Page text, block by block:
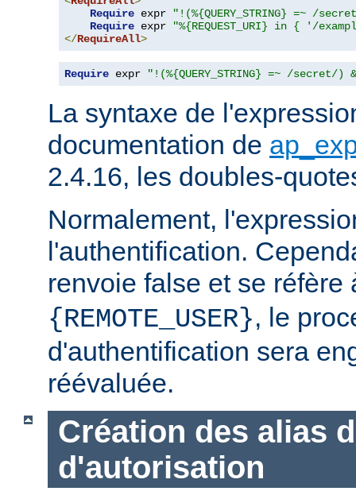
Require expr
"!(%{QUERY_STRING} =~ /
Require expr
"%{REQUEST_URI} in { '/
</RequireAll>
Require expr "!(%{QUERY_STRING} =~ /
La syntaxe de
documentation de
2.4.16, les doubles-
Normalement,
l'authentification.
renvoie false et se
{REMOTE_USER}, le
d'authentification sera
réévaluée.
Création des alias
d'autorisation